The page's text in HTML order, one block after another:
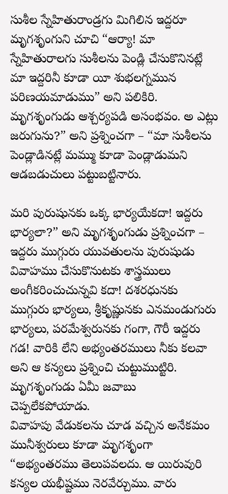
సుశీల స్నేహితురాండ్రగు మిగిలిన ఇద్దరూ
మృగశృంగుని చూచి “ఆర్యా! మా
స్నేహితురాలగు సుశీలను పెండ్లి చేసుకొనినట్లే
మా ఇద్దరినీ కూడా యీ శుభలగ్నమున
పరిణయమాడుము” అని పలికిరి.
మృగశృంగుడు ఆశ్చర్యపడి అసంభవం. అది ఎట్లు
జరుగును?” అని ప్రశ్నించగా – “మా సుశీలను
పెండ్లాడినట్లే మమ్ము కూడా పెండ్లాడుమని
ఆడబడుచులు పట్టుబట్టినారు.
మరి పురుషునకు ఒక్క భార్యయేకదా! ఇద్దరు
భార్యలా?” అని మృగశృంగుడు ప్రశ్నించగా –
ఇద్దరు ముగ్గురు యువతులను పురుషుడు
వివాహము చేసుకొనుటకు శాస్త్రములు
అంగీకరించుచున్నవి కదా! దశరధునకు
ముగ్గురు భార్యలు, శ్రీకృష్ణునకు ఎనమండుగురు
భార్యలు, పరమేశ్వరునకు గంగా, గౌరీ ఇద్దరు
గడ! వారికి లేని అభ్యంతరములు నీకు కలవా
అని ఆ కన్యలు ప్రశ్నించి చుట్టుముట్టిరి.
మృగశృంగుడు ఏమీ జవాబు
చెప్పలేకపోయాడు.
వివాహపు వేడుకలను చూడ వచ్చిన అనేకమంది
మునీశ్వరులు కూడా మృగశృంగా
“అభ్యంతరము తెలుపవలదు. ఆ యిరువురి
కన్యల యభీష్టము నెరవేర్చుము. వారు